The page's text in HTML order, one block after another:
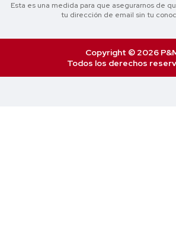
Esta es una medida para que asegurarnos de
tu dirección de email sin tu
Copyright © 2026
Todos los derechos